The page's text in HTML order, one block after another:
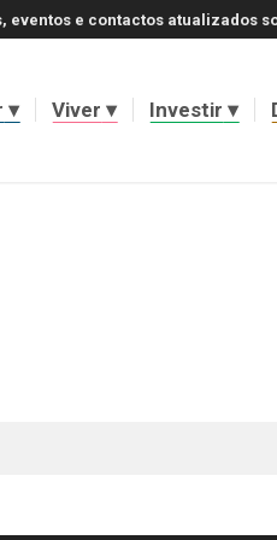
eventos e contactos atualizados
Viver Investir